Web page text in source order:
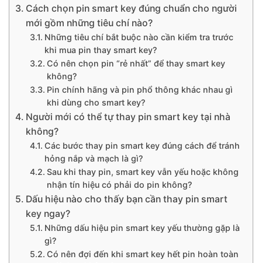
Cách chọn pin smart key đúng chuẩn cho người
mới gồm những tiêu chí nào?
Những tiêu chí bắt buộc nào cần kiểm tra trước
khi mua pin thay smart key?
Có nên chọn pin “rẻ nhất” để thay smart key
không?
Pin chính hãng và pin phổ thông khác nhau gì
khi dùng cho smart key?
Người mới có thể tự thay pin smart key tại nhà
không?
Các bước thay pin smart key đúng cách để tránh
hỏng nắp và mạch là gì?
Sau khi thay pin, smart key vẫn yếu hoặc không
nhận tín hiệu có phải do pin không?
Dấu hiệu nào cho thấy bạn cần thay pin smart
key ngay?
Những dấu hiệu pin smart key yếu thường gặp là
gì?
Có nên đợi đến khi smart key hết pin hoàn toàn